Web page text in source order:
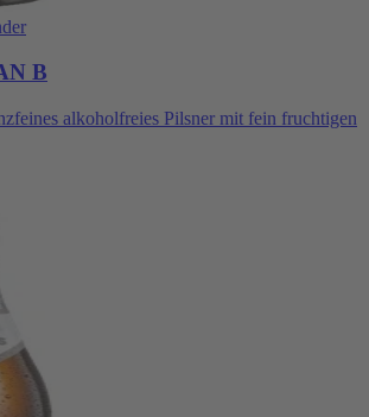
B
alkoholfreies Pilsner mit fein fruchtigen